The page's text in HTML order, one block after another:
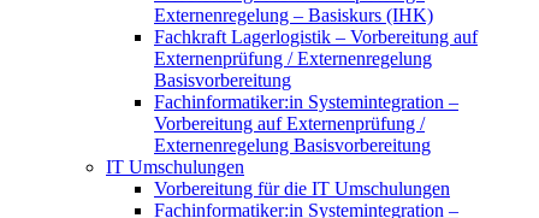
Externenregelung – Basiskurs (IHK)
Fachkraft Lagerlogistik – Vorbereitung auf
Externenprüfung / Externenregelung
Basisvorbereitung
Fachinformatiker:in Systemintegration –
Vorbereitung auf Externenprüfung /
Externenregelung Basisvorbereitung
IT Umschulungen
Vorbereitung für die IT Umschulungen
Fachinformatiker:in Systemintegration –